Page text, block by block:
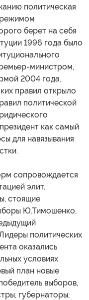
политическая
берет на себя
1996 года было
министром,
2004 года.
правил открыло
политической
как самый
для навязывания
сопровождается
элит.
стоящие
Ю.Тимошенко,
политических
оказались
условиях.
план новые
выборов,
губернаторы,